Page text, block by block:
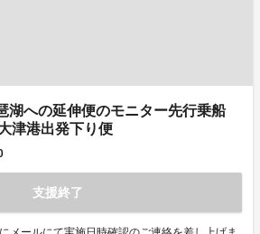
湖への延伸便のモニター先行乗船
港出発下り便
支援終了